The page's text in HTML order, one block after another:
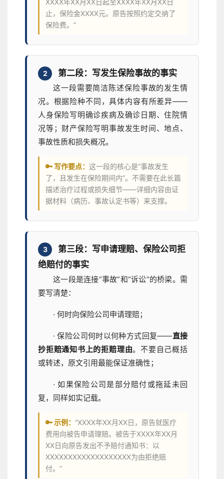
止，保险金XXXX元。原告按照约定交纳了
保险费。”
2 第二段：写发生保险事故的事实
这一段需要简洁陈述保险事故的发生情
况。根据险种不同，具体内容有所差异——
人身保险写明确诊疾病及确诊日期、住院情
况等；财产保险写明事故发生时间、地点、
事故性质和损失概况。
🔑 写作要点： 这一段的核心是“事故发生
了，且发生在保险期间内”。不需要在此长篇
描述治疗过程或损失细节——详细内容由证
据材料（病历、事故认定书等）来支撑。
3
第三段：写申请理赔、保险公司拒
绝赔付的事实
这一段是连接“事故”和“诉讼”的桥梁。需
要写清楚：
· 何时向保险公司申请理赔；
· 保险公司何时以何种方式回复——直接
抄拒赔通知书上的拒赔理由。不要自己概括
或转述，原文引用最能保证准确性；
· 如果保险公司是部分赔付或拖延未回
复，同样如实记载。
🔑 示例： “XXXX年XX月XX日，原告就医疗
费用向被告申请理赔。被告于XXXX年XX月
XX日向原告发出不予赔付通知书：以
XXXXXXXXXXXXXXXXXXX为由拒绝赔
付。”